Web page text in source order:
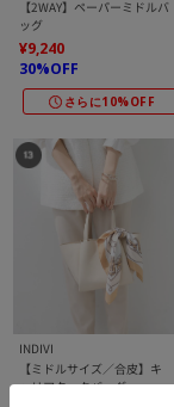
【2WAY】ペーパーミドルバ
ッグ
¥9,240
30%OFF
さらに10%OFF
INDIVI
【ミドルサイズ／合皮】キ
ャリアタックバッグ